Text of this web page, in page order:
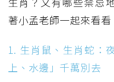
著小孟老師一起來看看
1. 生肖鼠、生肖蛇：
上、水邊」千萬別去